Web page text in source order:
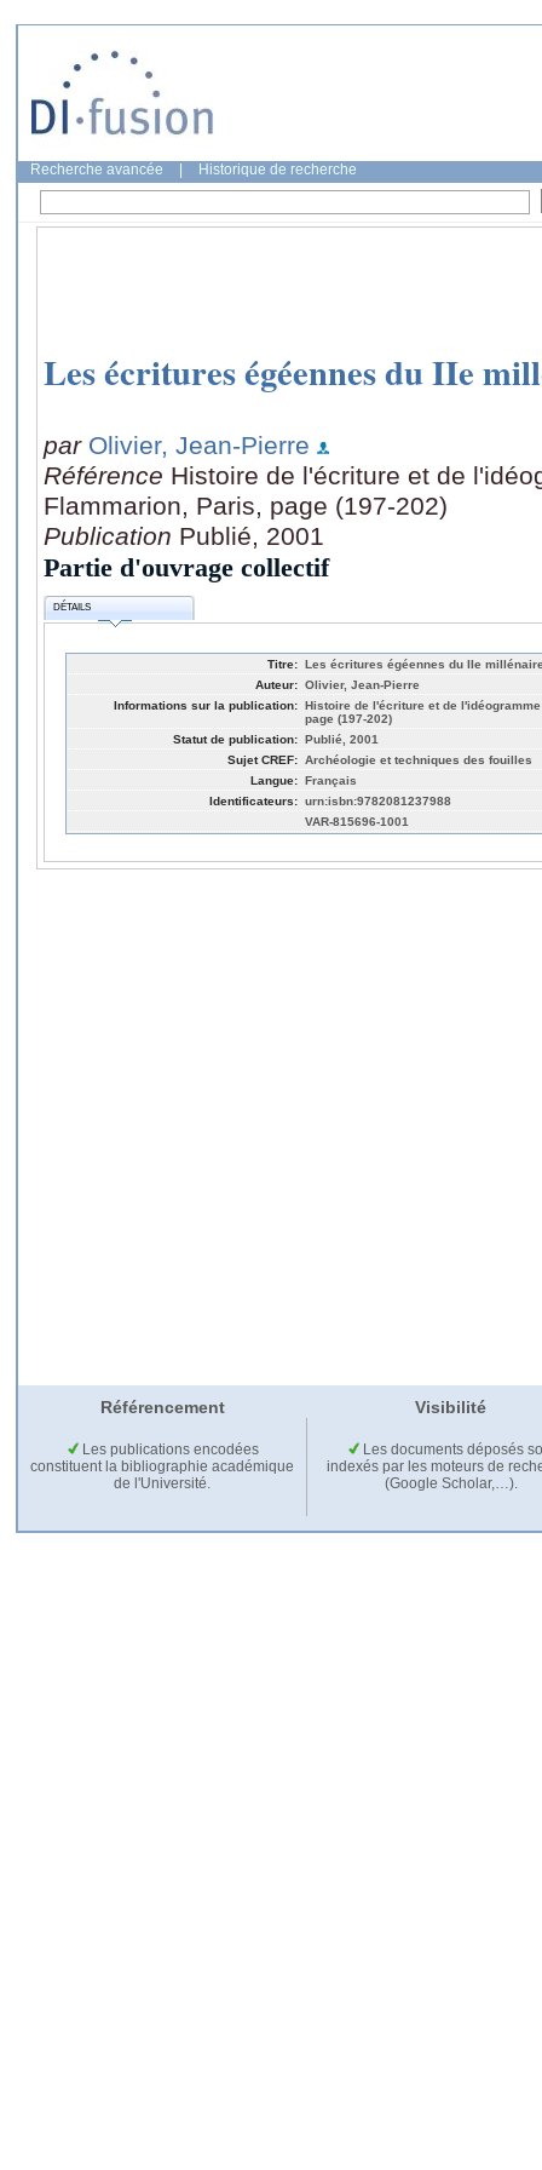
Recherche avancée Historique de recherche
Les écritures égéennes du IIe
par Olivier, Jean-Pierre
Référence Histoire de l'écriture et de
Flammarion, Paris, page (197-202)
Publication Publié, 2001
Partie d'ouvrage collectif
DÉTAILS
Titre: Les écritures égéennes du IIe
Auteur: Olivier, Jean-Pierre
Informations sur la publication: Histoire de l'écriture et de
page (197-202)
Statut de publication: Publié, 2001
Sujet CREF: Archéologie et techniques des fouilles
Langue: Français
Identificateurs: urn:isbn:9782081237988
VAR-815696-1001
Référencement Visibilité
Les publications encodées
constituent la bibliographie académique
de l'Université.
Les documents déposés
indexés par les moteurs de
(Google Scholar,…).